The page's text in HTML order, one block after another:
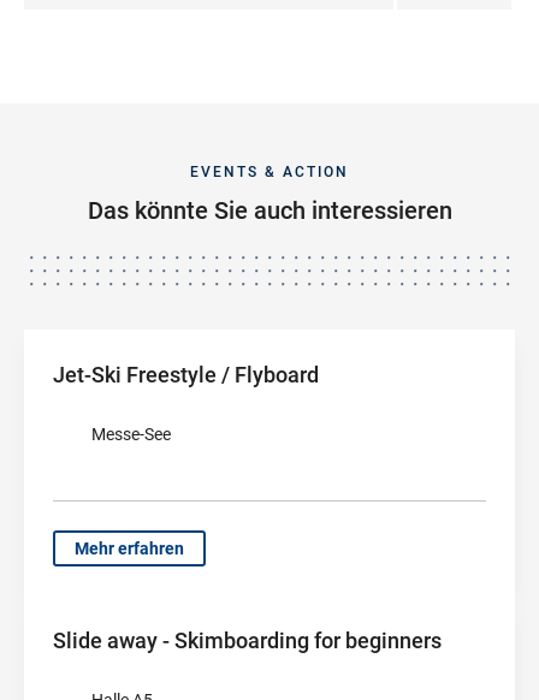
EVENTS & ACTION
Das könnte Sie auch interessieren
Jet-Ski Freestyle / Flyboard
Messe-See
Mehr erfahren
Slide away - Skimboarding for beginners